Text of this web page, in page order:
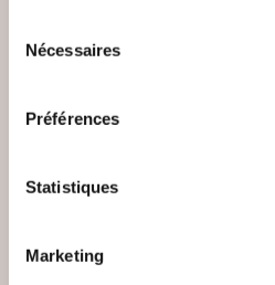
Nécessaires
Préférences
Statistiques
Marketing